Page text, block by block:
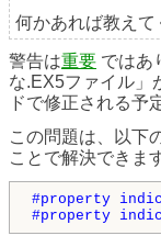
何かあれば教えて
警告は重要 ではあ
な.EX5ファイル」
ドで修正される予
この問題は、以下
ことで解決できま
#property
#property